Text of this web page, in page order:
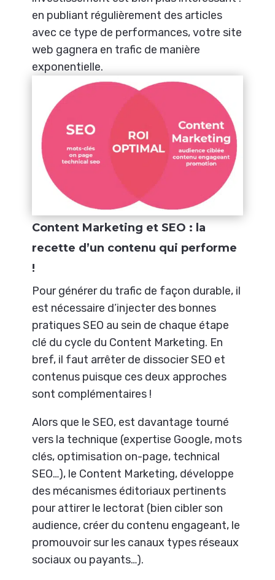
en publiant régulièrement des articles
avec ce type de performances, votre site
web gagnera en trafic de manière
exponentielle.
Content Marketing et SEO : la
recette d’un contenu qui performe
!
Pour générer du trafic de façon durable, il
est nécessaire d’injecter des bonnes
pratiques SEO au sein de chaque étape
clé du cycle du Content Marketing. En
bref, il faut arrêter de dissocier SEO et
contenus puisque ces deux approches
sont complémentaires !
Alors que le SEO, est davantage tourné
vers la technique (expertise Google, mots
clés, optimisation on-page, technical
SEO…), le Content Marketing, développe
des mécanismes éditoriaux pertinents
pour attirer le lectorat (bien cibler son
audience, créer du contenu engageant, le
promouvoir sur les canaux types réseaux
sociaux ou payants…).